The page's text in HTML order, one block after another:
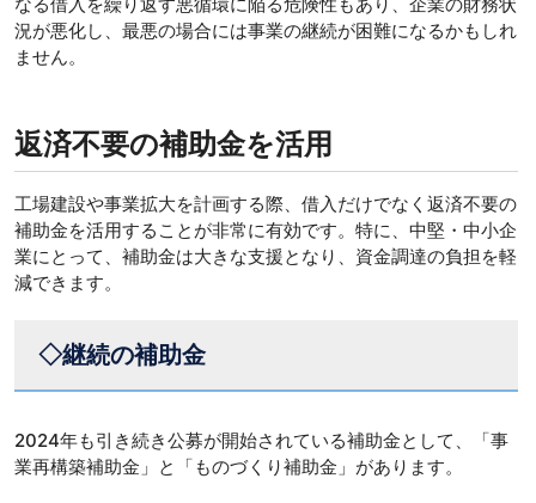
況が悪化し、最悪の場合には事業の継続が困難になるかもしれ
ません。
返済不要の補助金を活用
工場建設や事業拡大を計画する際、借入だけでなく返済不要の
補助金を活用することが非常に有効です。特に、中堅・中小企
業にとって、補助金は大きな支援となり、資金調達の負担を軽
減できます。
◇継続の補助金
2024年も引き続き公募が開始されている補助金として、「事
業再構築補助金」と「ものづくり補助金」があります。